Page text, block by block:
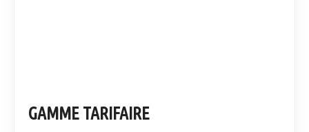
GAMME TARIFAIRE